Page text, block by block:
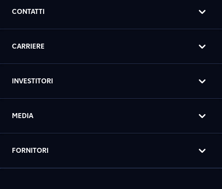
CONTATTI
CARRIERE
INVESTITORI
MEDIA
FORNITORI